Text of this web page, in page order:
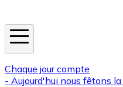
Chaque jour compte
- Aujourd'hui nous fêtons la